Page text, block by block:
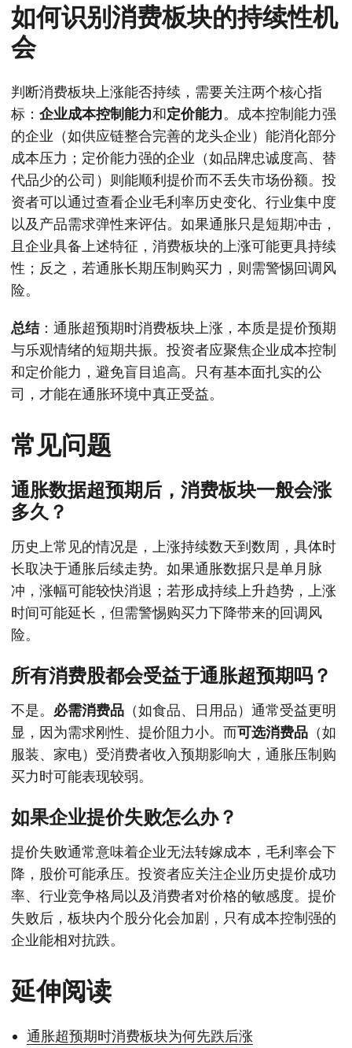
如何识别消费板块的持续性机
会
判断消费板块上涨能否持续，需要关注两个核心指
标： 企业成本控制能力和定价能力。成本控制能力强
的企业（如供应链整合完善的龙头企业）能消化部分
成本压力；定价能力强的企业（如品牌忠诚度高、替
代品少的公司）则能顺利提价而不丢失市场份额。投
资者可以通过查看企业毛利率历史变化、行业集中度
以及产品需求弹性来评估。如果通胀只是短期冲击，
且企业具备上述特征，消费板块的上涨可能更具持续
性；反之，若通胀长期压制购买力，则需警惕回调风
险。
总结：通胀超预期时消费板块上涨，本质是提价预期
与乐观情绪的短期共振。投资者应聚焦企业成本控制
和定价能力，避免盲目追高。只有基本面扎实的公
司，才能在通胀环境中真正受益。
常见问题
通胀数据超预期后，消费板块一般会涨
多久？
历史上常见的情况是，上涨持续数天到数周，具体时
长取决于通胀后续走势。如果通胀数据只是单月脉
冲，涨幅可能较快消退；若形成持续上升趋势，上涨
时间可能延长，但需警惕购买力下降带来的回调风
险。
所有消费股都会受益于通胀超预期吗？
不是。 必需消费品 （如食品、日用品）通常受益更明
显，因为需求刚性、提价阻力小。而可选消费品 （如
服装、家电）受消费者收入预期影响大，通胀压制购
买力时可能表现较弱。
如果企业提价失败怎么办？
提价失败通常意味着企业无法转嫁成本，毛利率会下
降，股价可能承压。投资者应关注企业历史提价成功
率、行业竞争格局以及消费者对价格的敏感度。提价
失败后，板块内个股分化会加剧，只有成本控制强的
企业能相对抗跌。
延伸阅读
通胀超预期时消费板块为何先跌后涨